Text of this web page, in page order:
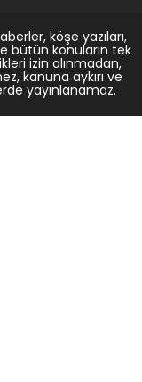
köşe yazıları,
bütün konuların tek
izin alınmadan,
kanuna aykırı ve
yayınlanamaz.